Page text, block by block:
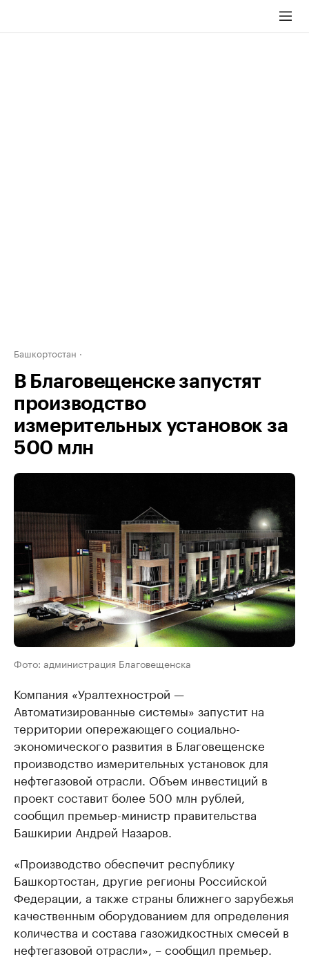
Башкортостан
В Благовещенске запустят
производство
измерительных установок за
500 млн
Фото: администрация Благовещенска
Компания «Уралтехнострой —
Автоматизированные системы» запустит на
территории опережающего социально-
экономического развития в Благовещенске
производство измерительных установок для
нефтегазовой отрасли. Объем инвестиций в
проект составит более 500 млн рублей,
сообщил премьер-министр правительства
Башкирии Андрей Назаров.
«Производство обеспечит республику
Башкортостан, другие регионы Российской
Федерации, а также страны ближнего зарубежья
качественным оборудованием для определения
количества и состава газожидкостных смесей в
нефтегазовой отрасли», – сообщил премьер.